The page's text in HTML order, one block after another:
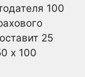
100
25
х 100